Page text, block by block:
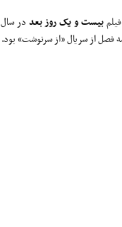
بیست ‌و یک‌ روز بعد در سال
فصل از سریال «از سرنوشت» بود.